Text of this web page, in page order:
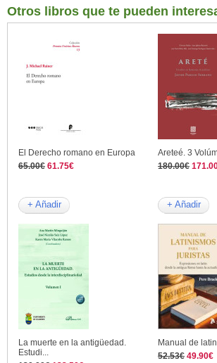
Otros libros que te pueden
El Derecho romano en Europa
65.00€ 61.75€
+ Añadir
Areteé. 3
180.00€
+ Añadir
La muerte en la antigüedad.
Estudi...
Manual de
52.53€ 49.90€